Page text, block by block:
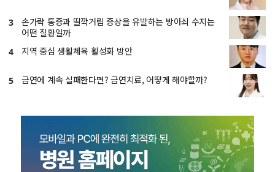
3
손가락 통증과 딸깍거림 증상을 유발하는 방아쇠 수지는
어떤 질환일까
4 지역 중심 생활체육 활성화 방안
5 금연에 계속 실패한다면? 금연치료, 어떻게 해야할까?